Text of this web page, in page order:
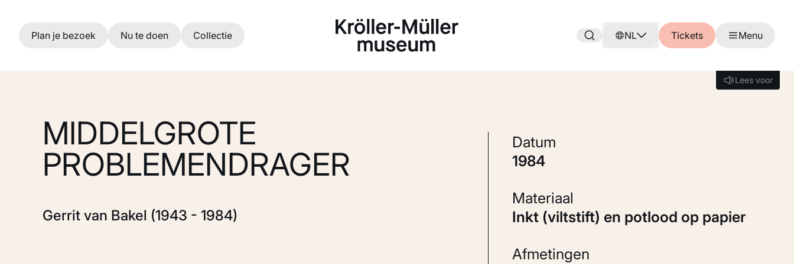
Ga naar hoofdinhoud
Plan je bezoek Nu te doen Collectie NL Tickets Menu
Lees voor
Lees voor
MIDDELGROTE
PROBLEMENDRAGER
Gerrit van Bakel (1943 - 1984)
Datum
1984
Materiaal
Inkt (viltstift) en potlood op papier
Afmetingen